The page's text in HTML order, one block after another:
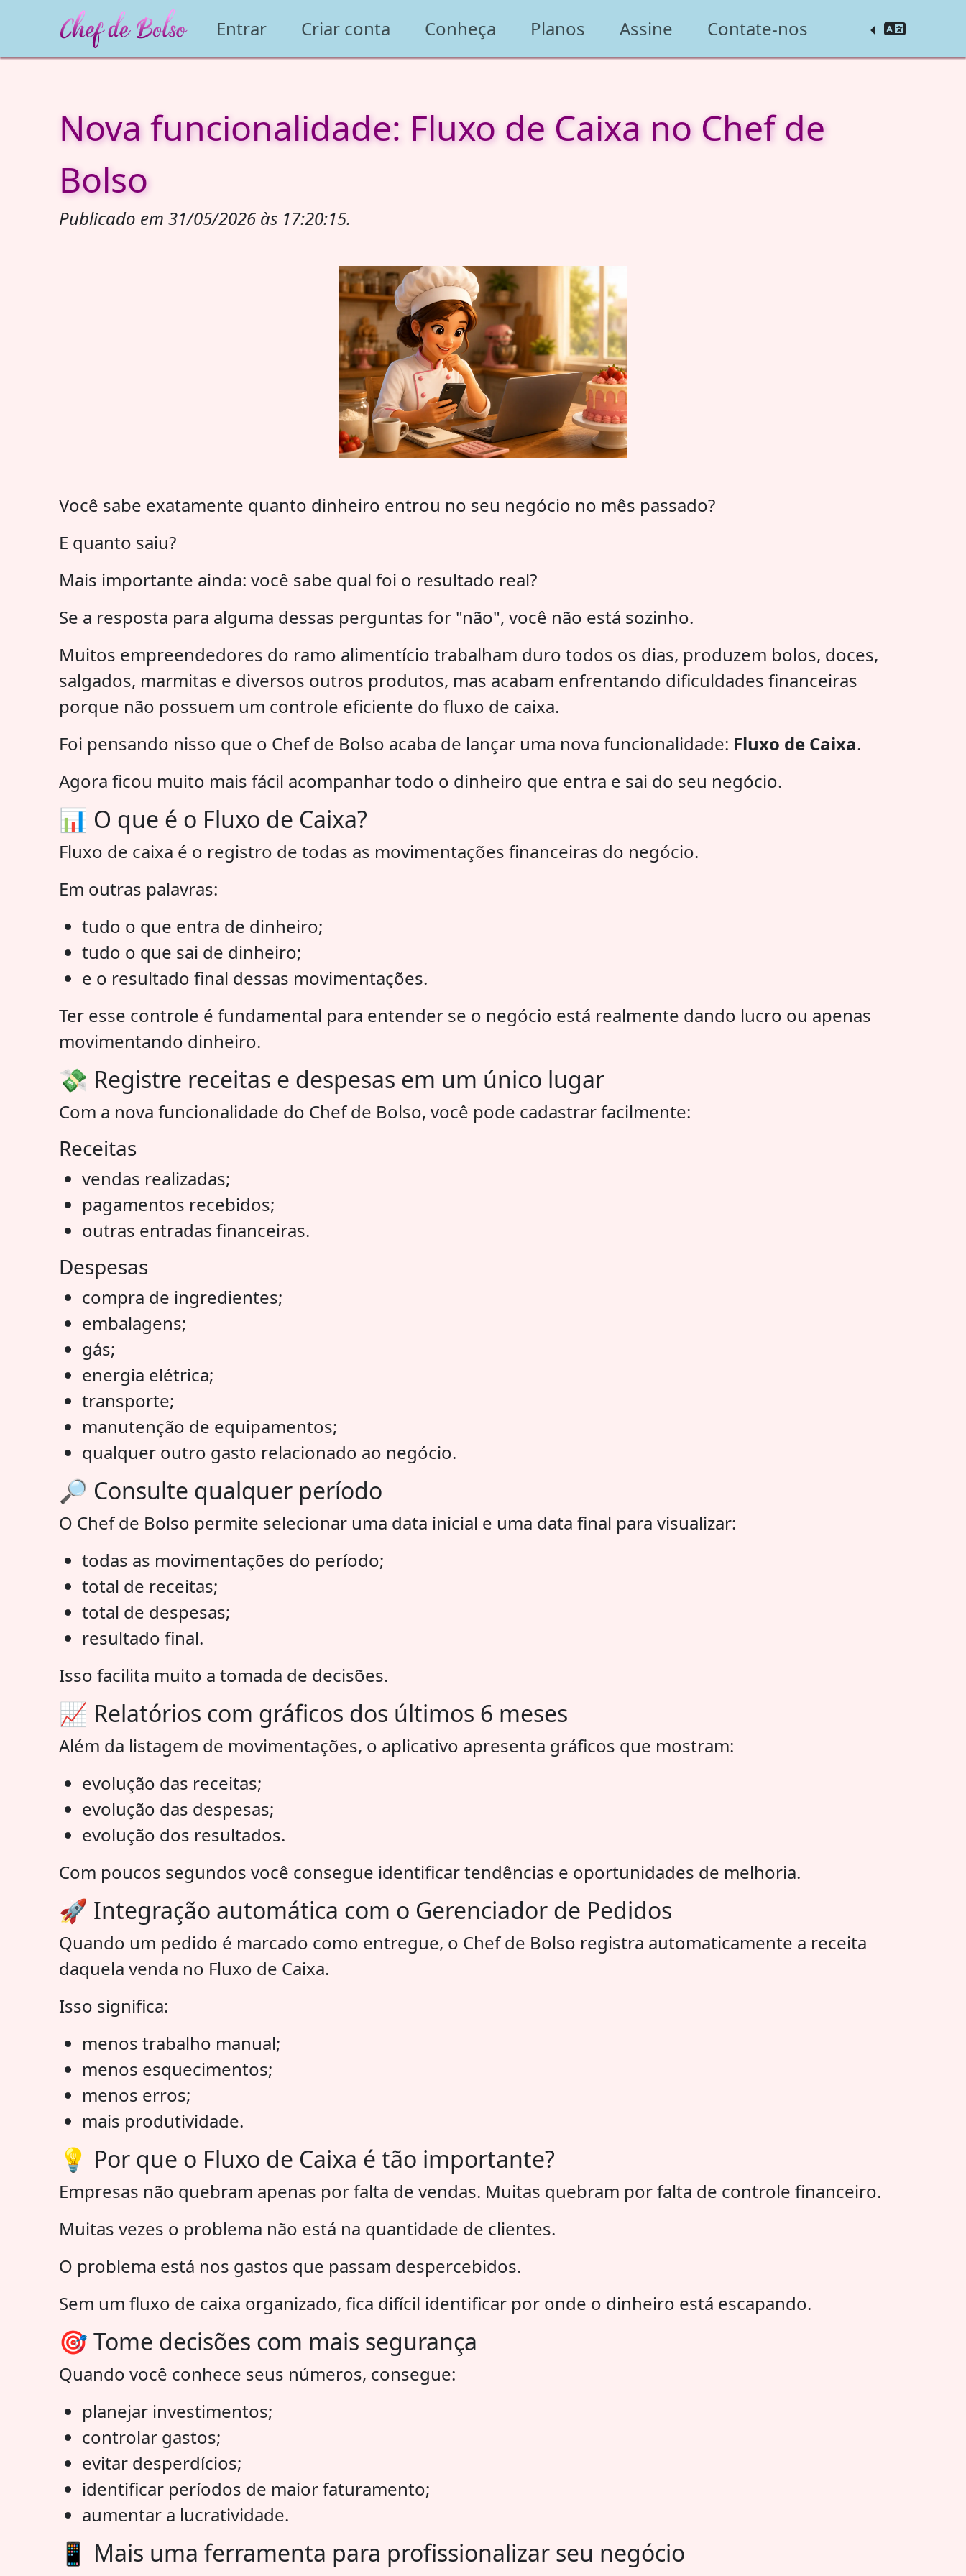
Entrar Criar conta Conheça Planos Assine Contate-nos
Nova funcionalidade: Fluxo de Caixa no Chef de
Bolso
Publicado em 31/05/2026 às 17:20:15.
Você sabe exatamente quanto dinheiro entrou no seu negócio no mês passado?
E quanto saiu?
Mais importante ainda: você sabe qual foi o resultado real?
Se a resposta para alguma dessas perguntas for "não", você não está sozinho.
Muitos empreendedores do ramo alimentício trabalham duro todos os dias, produzem bolos, doces,
salgados, marmitas e diversos outros produtos, mas acabam enfrentando dificuldades financeiras
porque não possuem um controle eficiente do fluxo de caixa.
Foi pensando nisso que o Chef de Bolso acaba de lançar uma nova funcionalidade: Fluxo de Caixa.
Agora ficou muito mais fácil acompanhar todo o dinheiro que entra e sai do seu negócio.
📊 O que é o Fluxo de Caixa?
Fluxo de caixa é o registro de todas as movimentações financeiras do negócio.
Em outras palavras:
tudo o que entra de dinheiro;
tudo o que sai de dinheiro;
e o resultado final dessas movimentações.
Ter esse controle é fundamental para entender se o negócio está realmente dando lucro ou apenas
movimentando dinheiro.
💸 Registre receitas e despesas em um único lugar
Com a nova funcionalidade do Chef de Bolso, você pode cadastrar facilmente:
Receitas
vendas realizadas;
pagamentos recebidos;
outras entradas financeiras.
Despesas
compra de ingredientes;
embalagens;
gás;
energia elétrica;
transporte;
manutenção de equipamentos;
qualquer outro gasto relacionado ao negócio.
🔎 Consulte qualquer período
O Chef de Bolso permite selecionar uma data inicial e uma data final para visualizar:
todas as movimentações do período;
total de receitas;
total de despesas;
resultado final.
Isso facilita muito a tomada de decisões.
📈 Relatórios com gráficos dos últimos 6 meses
Além da listagem de movimentações, o aplicativo apresenta gráficos que mostram:
evolução das receitas;
evolução das despesas;
evolução dos resultados.
Com poucos segundos você consegue identificar tendências e oportunidades de melhoria.
🚀 Integração automática com o Gerenciador de Pedidos
Quando um pedido é marcado como entregue, o Chef de Bolso registra automaticamente a receita
daquela venda no Fluxo de Caixa.
Isso significa:
menos trabalho manual;
menos esquecimentos;
menos erros;
mais produtividade.
💡 Por que o Fluxo de Caixa é tão importante?
Empresas não quebram apenas por falta de vendas. Muitas quebram por falta de controle financeiro.
Muitas vezes o problema não está na quantidade de clientes.
O problema está nos gastos que passam despercebidos.
Sem um fluxo de caixa organizado, fica difícil identificar por onde o dinheiro está escapando.
🎯 Tome decisões com mais segurança
Quando você conhece seus números, consegue:
planejar investimentos;
controlar gastos;
evitar desperdícios;
identificar períodos de maior faturamento;
aumentar a lucratividade.
📱 Mais uma ferramenta para profissionalizar seu negócio